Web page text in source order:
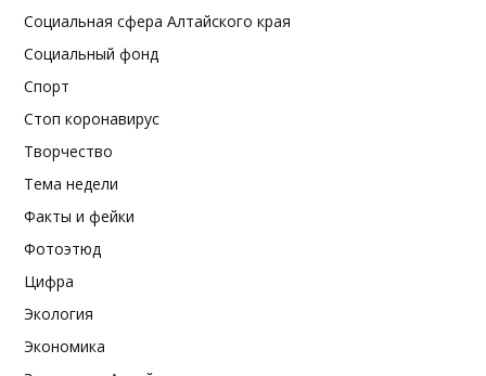
Социальная сфера Алтайского края
Социальный фонд
Спорт
Стоп коронавирус
Творчество
Тема недели
Факты и фейки
Фотоэтюд
Цифра
Экология
Экономика